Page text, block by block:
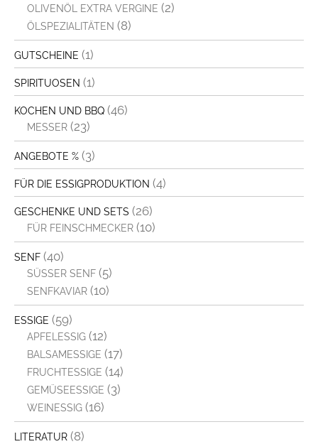
OLIVENÖL EXTRA VERGINE (2)
ÖLSPEZIALITÄTEN (8)
GUTSCHEINE (1)
SPIRITUOSEN (1)
KOCHEN UND BBQ (46)
MESSER (23)
ANGEBOTE % (3)
FÜR DIE ESSIGPRODUKTION (4)
GESCHENKE UND SETS (26)
FÜR FEINSCHMECKER (10)
SENF (40)
SÜSSER SENF (5)
SENFKAVIAR (10)
ESSIGE (59)
APFELESSIG (12)
BALSAMESSIGE (17)
FRUCHTESSIGE (14)
GEMÜSEESSIGE (3)
WEINESSIG (16)
LITERATUR (8)